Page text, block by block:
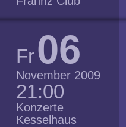
Fr06
November 2009
21:00
Konzerte
Kesselhaus